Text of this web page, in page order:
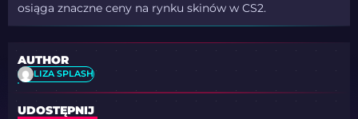
osiąga znaczne ceny na rynku skinów w CS2.
AUTHOR
LIZA SPLASH
UDOSTĘPNIJ